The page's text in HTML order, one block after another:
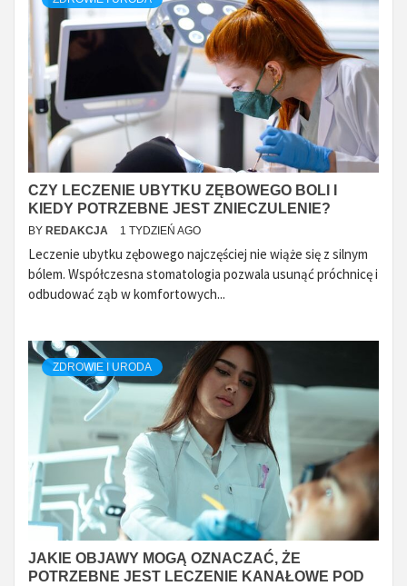
CZY LECZENIE UBYTKU ZĘBOWEGO BOLI I
KIEDY POTRZEBNE JEST ZNIECZULENIE?
BY REDAKCJA 1 TYDZIEŃ AGO
Leczenie ubytku zębowego najczęściej nie wiąże się z silnym
bólem. Współczesna stomatologia pozwala usunąć próchnicę i
odbudować ząb w komfortowych...
ZDROWIE I URODA
JAKIE OBJAWY MOGĄ OZNACZAĆ, ŻE
POTRZEBNE JEST LECZENIE KANAŁOWE POD